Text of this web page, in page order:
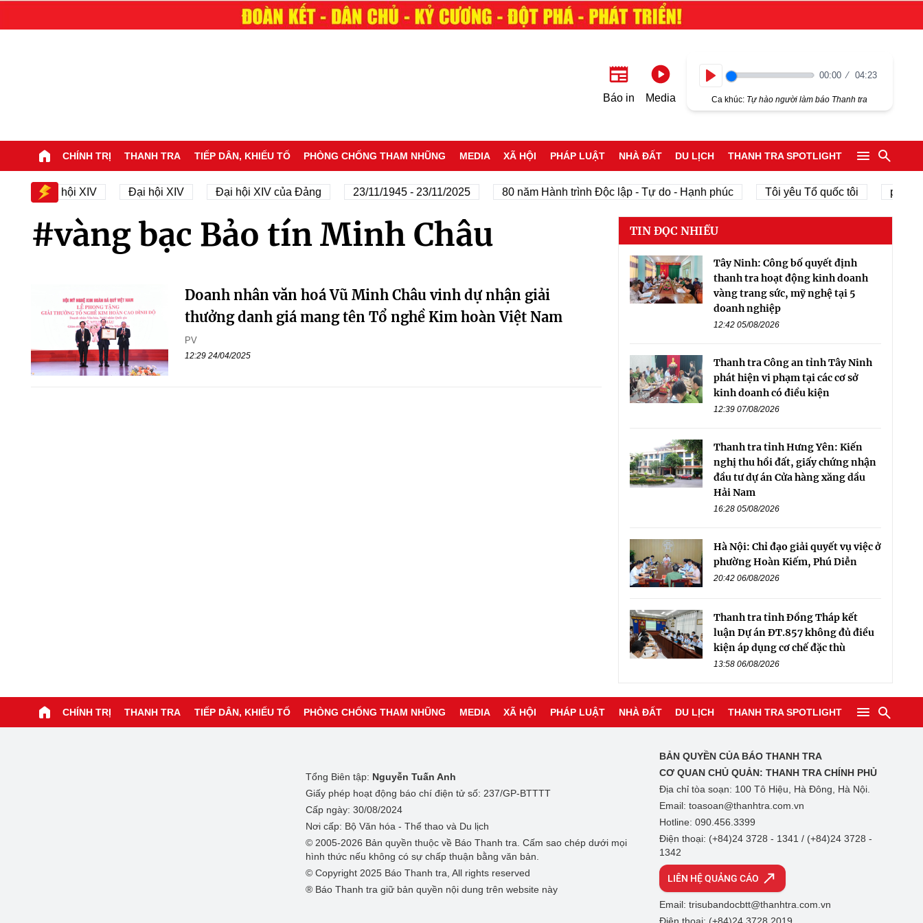
Báo in Media
00:00 04:23
Ca khúc: Tự hào người làm báo Thanh tra
CHÍNH TRỊ THANH TRA TIẾP DÂN, KHIẾU TỐ PHÒNG CHỐNG THAM NHŨNG MEDIA XÃ HỘI PHÁP LUẬT NHÀ ĐẤT DU LỊCH THANH TRA SPOTLIGHT
sự Đại hội XIV Đại hội XIV Đại hội XIV của Đảng 23/11/1945 - 23/11/2025 80 năm Hành trình Độc lập - Tự do - Hạnh phúc Tôi yêu Tổ quốc tôi phát
#vàng bạc Bảo tín Minh Châu
Doanh nhân văn hoá Vũ Minh Châu vinh dự nhận giải
thưởng danh giá mang tên Tổ nghề Kim hoàn Việt Nam
PV
12:29 24/04/2025
TIN ĐỌC NHIỀU
Tây Ninh: Công bố quyết định
thanh tra hoạt động kinh doanh
vàng trang sức, mỹ nghệ tại 5
doanh nghiệp
12:42 05/08/2026
Thanh tra Công an tỉnh Tây Ninh
phát hiện vi phạm tại các cơ sở
kinh doanh có điều kiện
12:39 07/08/2026
Thanh tra tỉnh Hưng Yên: Kiến
nghị thu hồi đất, giấy chứng nhận
đầu tư dự án Cửa hàng xăng dầu
Hải Nam
16:28 05/08/2026
Hà Nội: Chỉ đạo giải quyết vụ việc ở
phường Hoàn Kiếm, Phú Diễn
20:42 06/08/2026
Thanh tra tỉnh Đồng Tháp kết
luận Dự án ĐT.857 không đủ điều
kiện áp dụng cơ chế đặc thù
13:58 06/08/2026
CHÍNH TRỊ THANH TRA TIẾP DÂN, KHIẾU TỐ PHÒNG CHỐNG THAM NHŨNG MEDIA XÃ HỘI PHÁP LUẬT NHÀ ĐẤT DU LỊCH THANH TRA SPOTLIGHT
Tổng Biên tập: Nguyễn Tuấn Anh
Giấy phép hoạt động báo chí điện tử số: 237/GP-BTTTT
Cấp ngày: 30/08/2024
Nơi cấp: Bộ Văn hóa - Thể thao và Du lịch
© 2005-2026 Bản quyền thuộc về Báo Thanh tra. Cấm sao chép dưới mọi
hình thức nếu không có sự chấp thuận bằng văn bản.
© Copyright 2025 Báo Thanh tra, All rights reserved
® Báo Thanh tra giữ bản quyền nội dung trên website này
BẢN QUYỀN CỦA BÁO THANH TRA
CƠ QUAN CHỦ QUẢN: THANH TRA CHÍNH PHỦ
Địa chỉ tòa soạn: 100 Tô Hiệu, Hà Đông, Hà Nội.
Email: toasoan@thanhtra.com.vn
Hotline: 090.456.3399
Điện thoại: (+84)24 3728 - 1341 / (+84)24 3728 -
1342
LIÊN HỆ QUẢNG CÁO
Email: trisubandocbtt@thanhtra.com.vn